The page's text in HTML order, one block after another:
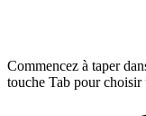
Commencez à taper
touche Tab pour choisir